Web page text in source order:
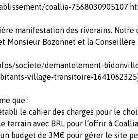
coallia-
manifestation des riverains. Notre
Monsieur Bozonnet et la
societe/demantelement-
village-transitoire-
que :
le cahier des charges pour le
terrain avec BRL pour l’offrir à Coallia
un budget de 3M€ pour gérer le site